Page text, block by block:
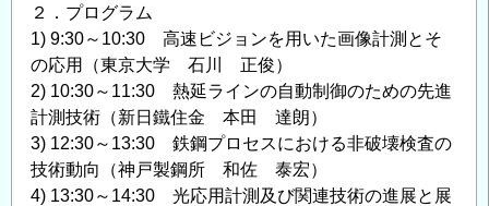
２．プログラム
1) 9:30～10:30 高速ビジョンを用いた画像計測とそ
の応用（東京大学 石川 正俊）
2) 10:30～11:30 熱延ラインの自動制御のための先進
計測技術（新日鐵住金 本田 達朗）
3) 12:30～13:30 鉄鋼プロセスにおける非破壊検査の
技術動向（神戸製鋼所 和佐 泰宏）
4) 13:30～14:30 光応用計測及び関連技術の進展と展